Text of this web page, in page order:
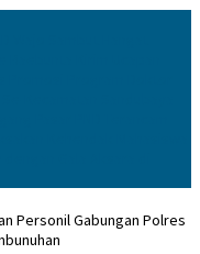
Personil Gabungan Polres